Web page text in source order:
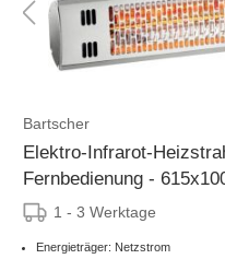
Bartscher
Elektro-Infrarot-
Fernbedienung -
1 - 3 Werktage
Energieträger: Netzstrom